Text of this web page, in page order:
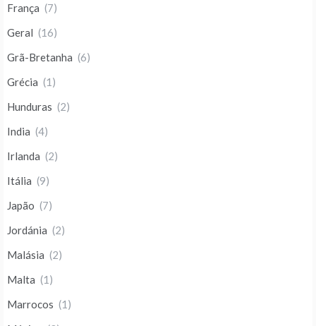
França (7)
Geral (16)
Grã-Bretanha (6)
Grécia (1)
Hunduras (2)
India (4)
Irlanda (2)
Itália (9)
Japão (7)
Jordánia (2)
Malásia (2)
Malta (1)
Marrocos (1)